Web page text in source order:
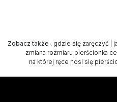
Zobacz także : gdzie się zaręczyć
zmiana rozmiaru pierścionka
na której ręce nosi się